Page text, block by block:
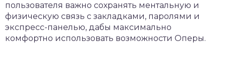
пользователя важно сохранять ментальную и
физическую связь с закладками, паролями и
экспресс-панелью, дабы максимально
комфортно использовать возможности Оперы.